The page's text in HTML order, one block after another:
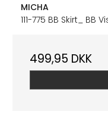
MICHA
111-775 BB Skirt_ BB
499,95 DKK